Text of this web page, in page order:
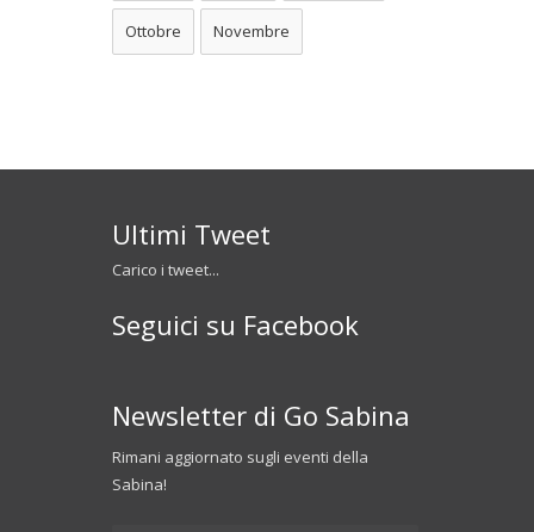
Ottobre Novembre
Ultimi Tweet
Carico i tweet...
Seguici su Facebook
Newsletter di Go Sabina
Rimani aggiornato sugli eventi della
Sabina!